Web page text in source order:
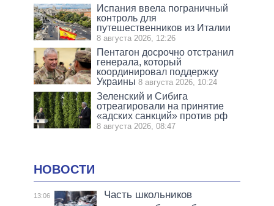
Испания ввела пограничный
контроль для
путешественников из Италии
8 августа 2026, 12:26
Пентагон досрочно отстранил
генерала, который
координировал поддержку
Украины 8 августа 2026, 10:24
Зеленский и Сибига
отреагировали на принятие
«адских санкций» против рф
8 августа 2026, 08:47
НОВОСТИ
13:06
Часть школьников